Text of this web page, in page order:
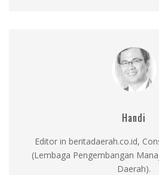
Handi
Editor in beritadaerah.co.id,
(Lembaga Pengembangan
Daerah).